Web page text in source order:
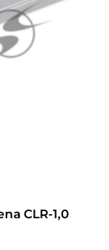
CLR-1,0